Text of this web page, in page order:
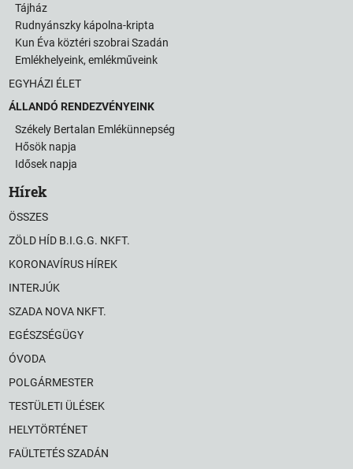
Tájház
Rudnyánszky kápolna-kripta
Kun Éva köztéri szobrai Szadán
Emlékhelyeink, emlékműveink
EGYHÁZI ÉLET
ÁLLANDÓ RENDEZVÉNYEINK
Székely Bertalan Emlékünnepség
Hősök napja
Idősek napja
Hírek
ÖSSZES
ZÖLD HÍD B.I.G.G. NKFT.
KORONAVÍRUS HÍREK
INTERJÚK
SZADA NOVA NKFT.
EGÉSZSÉGÜGY
ÓVODA
POLGÁRMESTER
TESTÜLETI ÜLÉSEK
HELYTÖRTÉNET
FAÜLTETÉS SZADÁN